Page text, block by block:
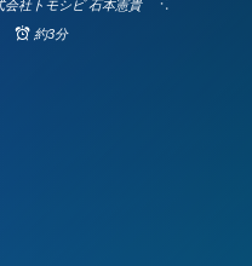
会社トモシビ 石本憲貴
約3分